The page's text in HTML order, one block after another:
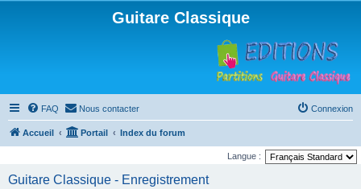
Guitare Classique
FAQ Nous contacter Connexion
Accueil Portail Index du forum
Langue :
Guitare Classique - Enregistrement